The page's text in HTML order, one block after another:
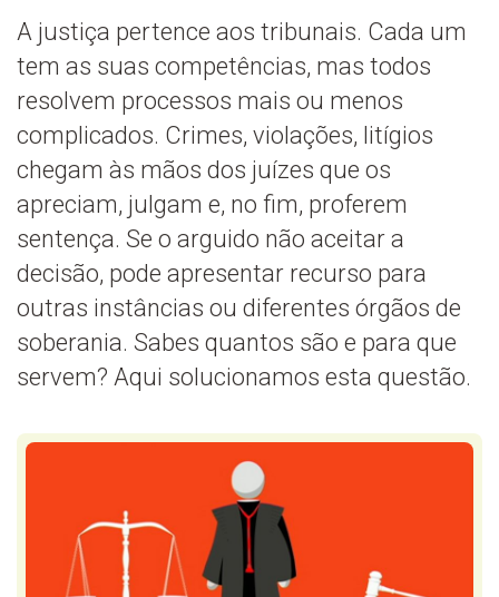
A justiça pertence aos tribunais. Cada um
tem as suas competências, mas todos
resolvem processos mais ou menos
complicados. Crimes, violações, litígios
chegam às mãos dos juízes que os
apreciam, julgam e, no fim, proferem
sentença. Se o arguido não aceitar a
decisão, pode apresentar recurso para
outras instâncias ou diferentes órgãos de
soberania. Sabes quantos são e para que
servem? Aqui solucionamos esta questão.